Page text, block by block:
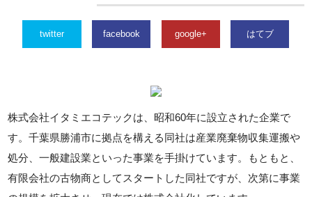
twitter facebook google+ はてブ
株式会社イタミエコテックは、昭和60年に設立された企業で
す。千葉県勝浦市に拠点を構える同社は産業廃棄物収集運搬や
処分、一般建設業といった事業を手掛けています。もともと、
有限会社の古物商としてスタートした同社ですが、次第に事業